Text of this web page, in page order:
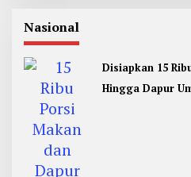
Nasional
Disiapkan 15
Hingga Dapur